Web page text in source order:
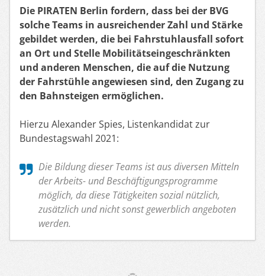
Die PIRATEN Berlin fordern, dass bei der BVG
solche Teams in ausreichender Zahl und Stärke
gebildet werden, die bei Fahrstuhlausfall sofort
an Ort und Stelle Mobilitätseingeschränkten
und anderen Menschen, die auf die Nutzung
der Fahrstühle angewiesen sind, den Zugang zu
den Bahnsteigen ermöglichen.
Hierzu Alexander Spies, Listenkandidat zur
Bundestagswahl 2021:
Die Bildung dieser Teams ist aus diversen Mitteln
der Arbeits- und Beschäftigungsprogramme
möglich, da diese Tätigkeiten sozial nützlich,
zusätzlich und nicht sonst gewerblich angeboten
werden.